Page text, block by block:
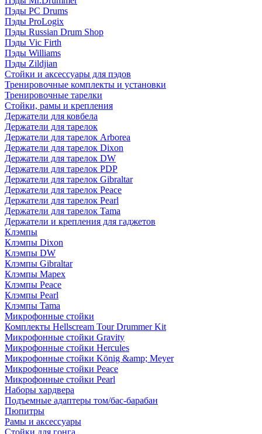
Пэды PC Drums
Пэды ProLogix
Пэды Russian Drum Shop
Пэды Vic Firth
Пэды Williams
Пэды Zildjian
Стойки и аксессуары для пэдов
Тренировочные комплекты и установки
Тренировочные тарелки
Стойки, рамы и крепления
Держатели для ковбела
Держатели для тарелок
Держатели для тарелок Arborea
Держатели для тарелок Dixon
Держатели для тарелок DW
Держатели для тарелок PDP
Держатели для тарелок Gibraltar
Держатели для тарелок Peace
Держатели для тарелок Pearl
Держатели для тарелок Tama
Держатели и крепления для гаджетов
Клэмпы
Клэмпы Dixon
Клэмпы DW
Клэмпы Gibraltar
Клэмпы Mapex
Клэмпы Peace
Клэмпы Pearl
Клэмпы Tama
Микрофонные стойки
Комплекты Hellscream Tour Drummer Kit
Микрофонные стойки Gravity
Микрофонные стойки Hercules
Микрофонные стойки König &amp; Meyer
Микрофонные стойки Peace
Микрофонные стойки Pearl
Наборы хардвера
Подъемные адаптеры том/бас-барабан
Пюпитры
Рамы и аксессуары
Стойки для гонга